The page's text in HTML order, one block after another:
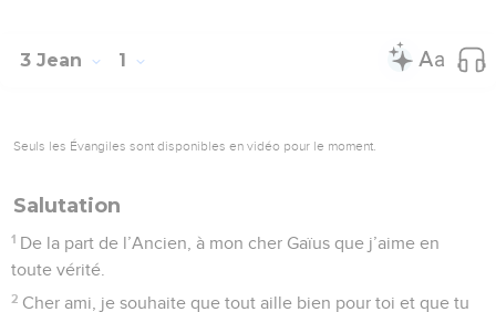
3 Jean 1
Seuls les Évangiles sont disponibles en vidéo pour le moment.
Salutation
1 De la part de l’Ancien, à mon cher Gaïus que j’aime en
toute vérité.
2 Cher ami, je souhaite que tout aille bien pour toi et que tu